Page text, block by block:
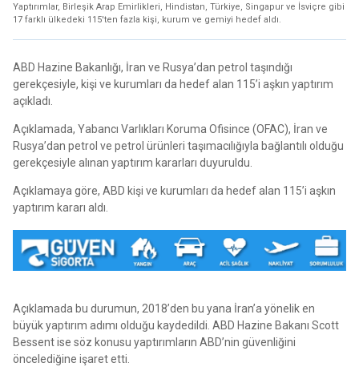
Yaptırımlar, Birleşik Arap Emirlikleri, Hindistan, Türkiye, Singapur ve İsviçre gibi
17 farklı ülkedeki 115'ten fazla kişi, kurum ve gemiyi hedef aldı.
ABD Hazine Bakanlığı, İran ve Rusya’dan petrol taşındığı
gerekçesiyle, kişi ve kurumları da hedef alan 115’i aşkın yaptırım
açıkladı.
Açıklamada, Yabancı Varlıkları Koruma Ofisince (OFAC), İran ve
Rusya’dan petrol ve petrol ürünleri taşımacılığıyla bağlantılı olduğu
gerekçesiyle alınan yaptırım kararları duyuruldu.
Açıklamaya göre, ABD kişi ve kurumları da hedef alan 115’i aşkın
yaptırım kararı aldı.
Açıklamada bu durumun, 2018’den bu yana İran’a yönelik en
büyük yaptırım adımı olduğu kaydedildi. ABD Hazine Bakanı Scott
Bessent ise söz konusu yaptırımların ABD’nin güvenliğini
öncelediğine işaret etti.